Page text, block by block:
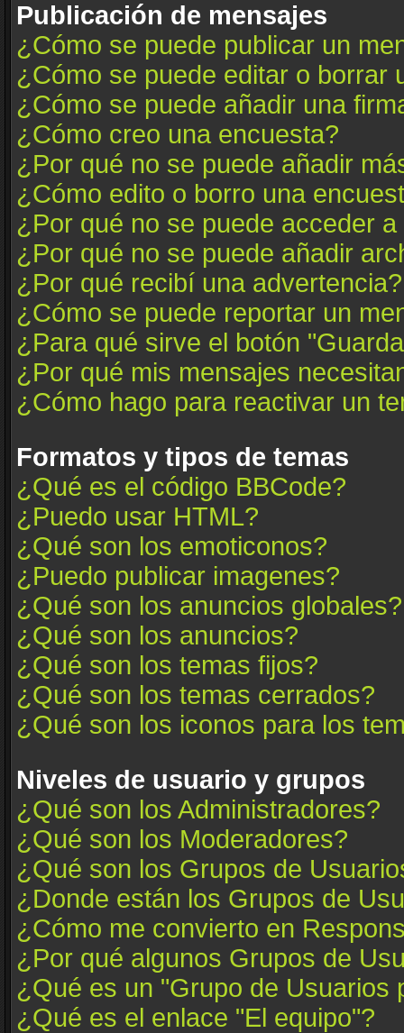
Publicación de mensajes
¿Cómo se puede publicar un
¿Cómo se puede editar o borrar
¿Cómo se puede añadir una
¿Cómo creo una encuesta?
¿Por qué no se puede añadir
¿Cómo edito o borro una
¿Por qué no se puede acceder
¿Por qué no se puede añadir
¿Por qué recibí una advertencia?
¿Cómo se puede reportar un
¿Para qué sirve el botón
¿Por qué mis mensajes
¿Cómo hago para reactivar un
Formatos y tipos de temas
¿Qué es el código BBCode?
¿Puedo usar HTML?
¿Qué son los emoticonos?
¿Puedo publicar imagenes?
¿Qué son los anuncios globales?
¿Qué son los anuncios?
¿Qué son los temas fijos?
¿Qué son los temas cerrados?
¿Qué son los iconos para los
Niveles de usuario y grupos
¿Qué son los Administradores?
¿Qué son los Moderadores?
¿Qué son los Grupos de
¿Donde están los Grupos de
¿Cómo me convierto en
¿Por qué algunos Grupos de
¿Qué es un "Grupo de Usuarios
¿Qué es el enlace "El equipo"?